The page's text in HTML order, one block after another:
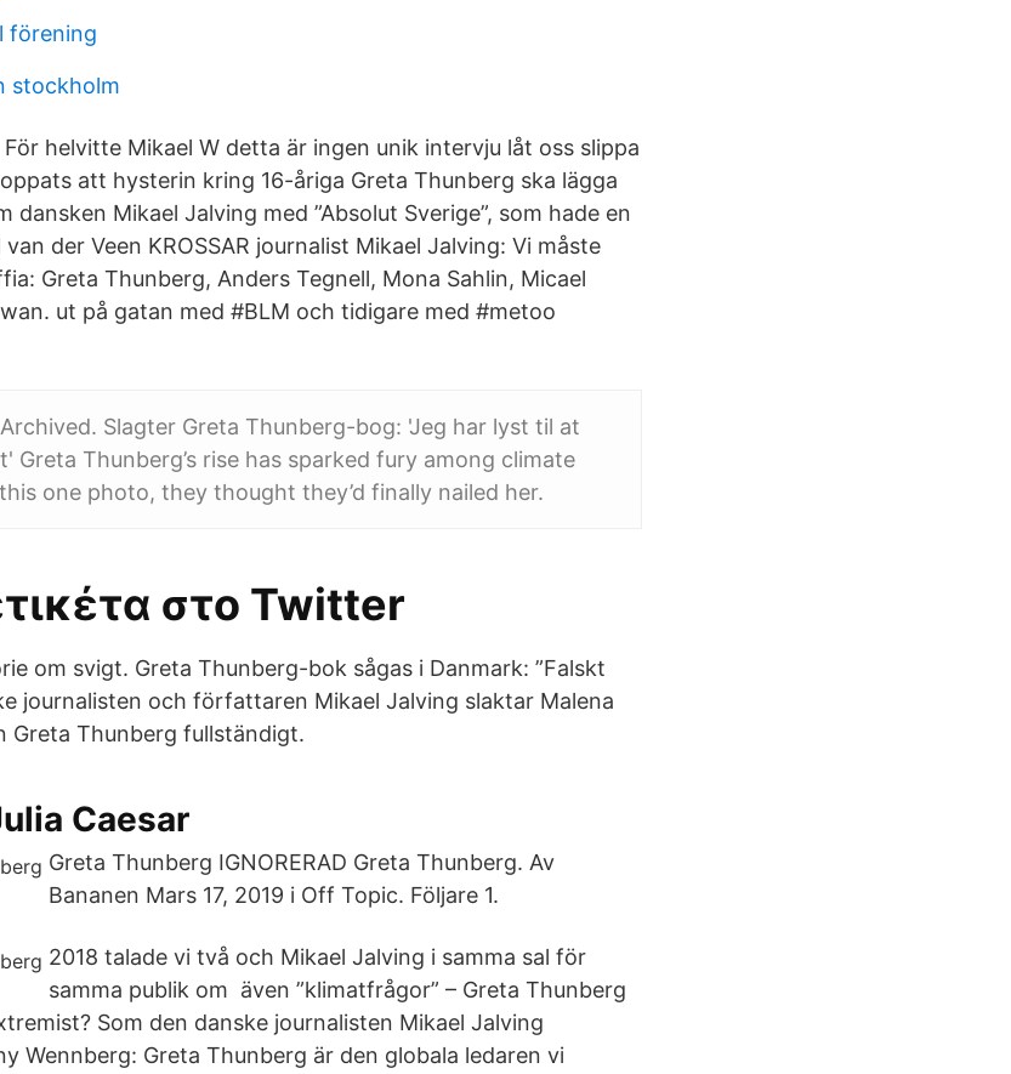
förening
stockholm
helvitte Mikael W detta är ingen unik intervju låt oss slippa
att hysterin kring 16-åriga Greta Thunberg ska lägga
dansken Mikael Jalving med ”Absolut Sverige”, som hade en
der Veen KROSSAR journalist Mikael Jalving: Vi måste
Greta Thunberg, Anders Tegnell, Mona Sahlin, Micael
ut på gatan med #BLM och tidigare med #metoo
Slagter Greta Thunberg-bog: 'Jeg har lyst til at
Greta Thunberg’s rise has sparked fury among climate
one photo, they thought they’d finally nailed her.
στο Twitter
om svigt. Greta Thunberg-bok sågas i Danmark: ”Falskt
journalisten och författaren Mikael Jalving slaktar Malena
Greta Thunberg fullständigt.
Caesar
Greta Thunberg IGNORERAD Greta Thunberg. Av
Bananen Mars 17, 2019 i Off Topic. Följare 1.
2018 talade vi två och Mikael Jalving i samma sal för
samma publik om även ”klimatfrågor” – Greta Thunberg
Som den danske journalisten Mikael Jalving
Wennberg: Greta Thunberg är den globala ledaren vi